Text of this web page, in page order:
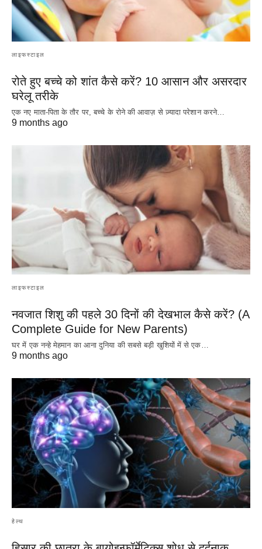
लाइफस्टाइल
रोते हुए बच्चे को शांत कैसे करें? 10 आसान और असरदार
घरेलू तरीके
एक नए माता-पिता के तौर पर, बच्चे के रोने की आवाज़ से ज़्यादा परेशान करने…
9 months ago
लाइफस्टाइल
नवजात शिशु की पहले 30 दिनों की देखभाल कैसे करें? (A
Complete Guide for New Parents)
घर में एक नन्हे मेहमान का आना दुनिया की सबसे बड़ी खुशियों में से एक…
9 months ago
हेल्थ